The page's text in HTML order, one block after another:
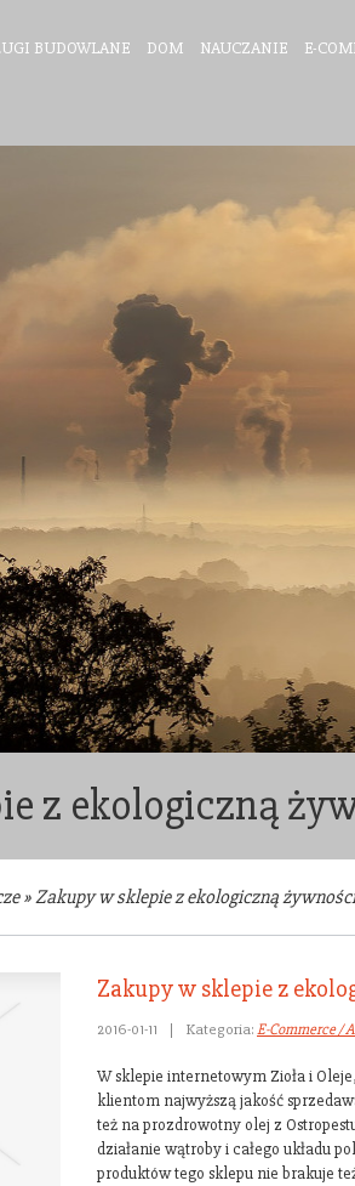
BUDOWLANE DOM NAUCZANIE E-
z ekologiczną
»Zakupy w sklepie z ekologiczną
Zakupy w sklepie z
2016-01-11 | Kategoria:E-Commerce /
W sklepie internetowym Zioła i
klientom najwyższą jakość
też na prozdrowotny olej z
działanie wątroby i całego układu
produktów tego sklepu nie brakuje